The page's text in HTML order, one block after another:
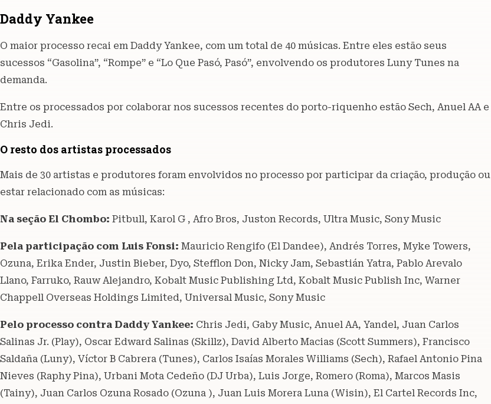
Daddy Yankee
O maior processo recai em Daddy Yankee, com um total de 40 músicas. Entre eles estão seus
sucessos “Gasolina”, “Rompe” e “Lo Que Pasó, Pasó”, envolvendo os produtores Luny Tunes na
demanda.
Entre os processados ​​por colaborar nos sucessos recentes do porto-riquenho estão Sech, Anuel AA e
Chris Jedi.
O resto dos artistas processados
Mais de 30 artistas e produtores foram envolvidos no processo por participar da criação, produção ou
estar relacionado com as músicas:
Na seção El Chombo: Pitbull, Karol G , Afro Bros, Juston Records, Ultra Music, Sony Music
Pela participação com Luis Fonsi: Mauricio Rengifo (El Dandee), Andrés Torres, Myke Towers,
Ozuna, Erika Ender, Justin Bieber, Dyo, Stefflon Don, Nicky Jam, Sebastián Yatra, Pablo Arevalo
Llano, Farruko, Rauw Alejandro, Kobalt Music Publishing Ltd, Kobalt Music Publish Inc, Warner
Chappell Overseas Holdings Limited, Universal Music, Sony Music
Pelo processo contra Daddy Yankee: Chris Jedi, Gaby Music, Anuel AA, Yandel, Juan Carlos
Salinas Jr. (Play), Oscar Edward Salinas (Skillz), David Alberto Macias (Scott Summers), Francisco
Saldaña (Luny), Víctor B Cabrera (Tunes), Carlos Isaías Morales Williams (Sech), Rafael Antonio Pina
Nieves (Raphy Pina), Urbani Mota Cedeño (DJ Urba), Luis Jorge, Romero (Roma), Marcos Masis
(Tainy), Juan Carlos Ozuna Rosado (Ozuna ), Juan Luis Morera Luna (Wisin), El Cartel Records Inc,